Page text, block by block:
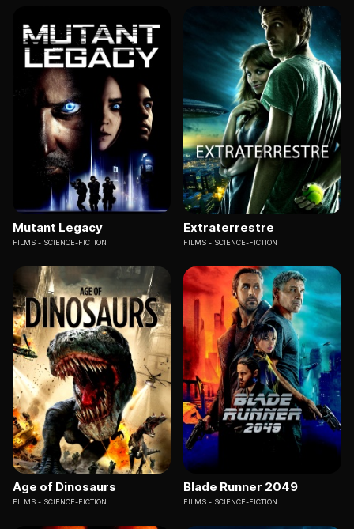
Mutant Legacy
FILMS SCIENCE-FICTION
Extraterrestre
FILMS SCIENCE-FICTION
Age of Dinosaurs
FILMS SCIENCE-FICTION
Blade Runner 2049
FILMS SCIENCE-FICTION